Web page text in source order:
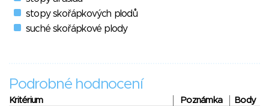
stopy skořápkových plodů
suché skořápkové plody
Podrobné hodnocení
Kritérium Poznámka
Body